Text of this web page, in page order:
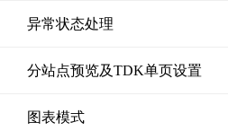
异常状态处理
分站点预览及TDK单页设置
图表模式